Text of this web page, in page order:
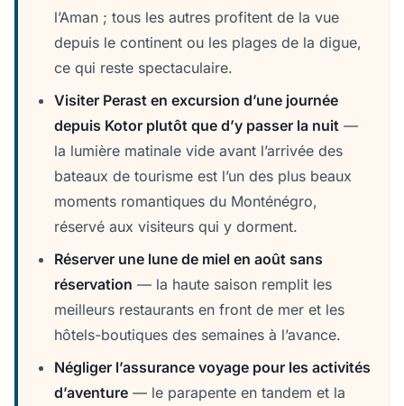
l’Aman ; tous les autres profitent de la vue
depuis le continent ou les plages de la digue,
ce qui reste spectaculaire.
Visiter Perast en excursion d’une journée
depuis Kotor plutôt que d’y passer la nuit —
la lumière matinale vide avant l’arrivée des
bateaux de tourisme est l’un des plus beaux
moments romantiques du Monténégro,
réservé aux visiteurs qui y dorment.
Réserver une lune de miel en août sans
réservation — la haute saison remplit les
meilleurs restaurants en front de mer et les
hôtels-boutiques des semaines à l’avance.
Négliger l’assurance voyage pour les activités
d’aventure — le parapente en tandem et la